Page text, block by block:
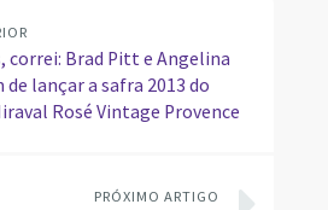
correi: Brad Pitt e Angelina
de lançar a safra 2013 do
Rosé Vintage Provence
PRÓXIMO ARTIGO